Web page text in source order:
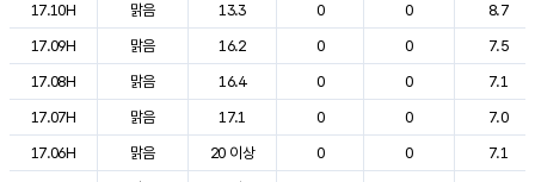
17.10H
맑음 13.3 0 0
8.7
17.09H
맑음 16.2 0 0
7.5
17.08H
맑음 16.4 0 0
7.1
17.07H
맑음 17.1 0 0
7.0
17.06H
맑음 20 이상 0 0
7.1